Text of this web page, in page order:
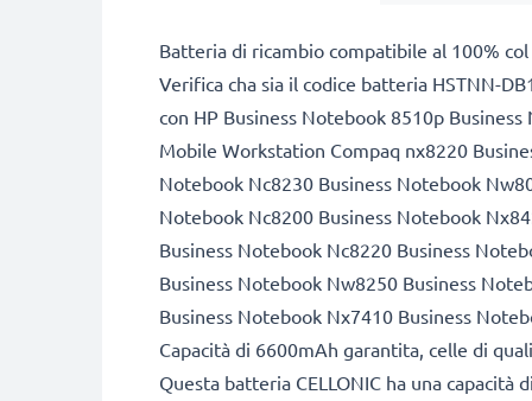
Batteria di ricambio compatibile al 100%
Verifica cha sia il codice batteria HSTNN-
con HP Business Notebook 8510p
Mobile Workstation Compaq nx8220
Notebook Nc8230 Business Notebook
Notebook Nc8200 Business Notebook
Business Notebook Nc8220 Business
Business Notebook Nw8250 Business
Business Notebook Nx7410 Business
Capacità di 6600mAh garantita, celle di
Questa batteria CELLONIC ha una